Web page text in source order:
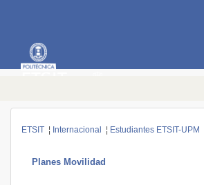
ETSIT ¦ Internacional ¦ Estudiantes ETSIT-UPM
Planes Movilidad